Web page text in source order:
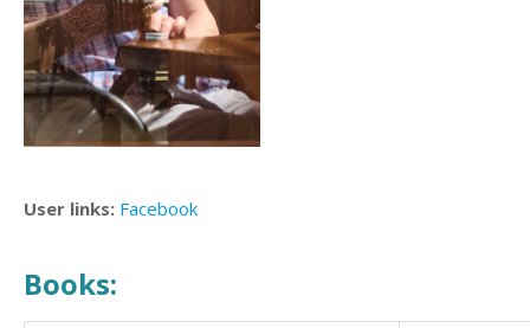
User links: Facebook
Books: